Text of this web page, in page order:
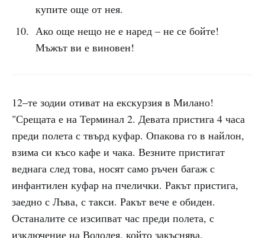
купите още от нея.
Ако още нещо не е наред – не се бойте!
Мъжът ви е виновен!
12–те зодии отиват на екскурзия в Милано!
"Срещата е на Терминал 2. Девата пристига 4 часа
преди полета с твърд куфар. Опакова го в найлон,
взима си късо кафе и чака. Везните пристигат
веднага след това, носят само ръчен багаж с
инфантилен куфар на пчелички. Ракът пристига,
заедно с Лъва, с такси. Ракът вече е обиден.
Останалите се изсипват час преди полета, с
изключение на Водолея, който закъснява.